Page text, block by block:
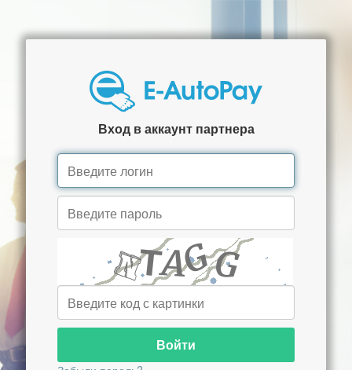
Вход в аккаунт партнера